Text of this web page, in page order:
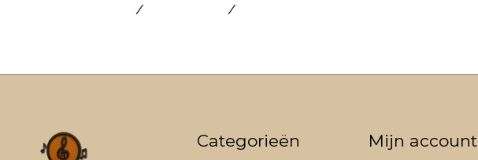
/ /
Categorieën Mijn account